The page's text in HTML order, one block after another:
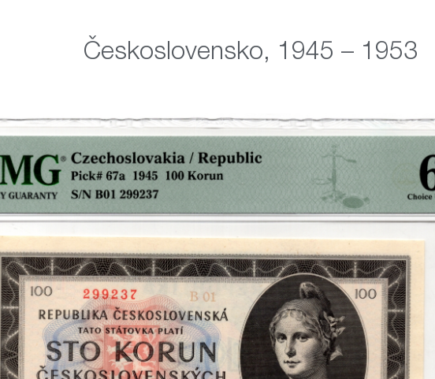
Československo, 1945 – 1953